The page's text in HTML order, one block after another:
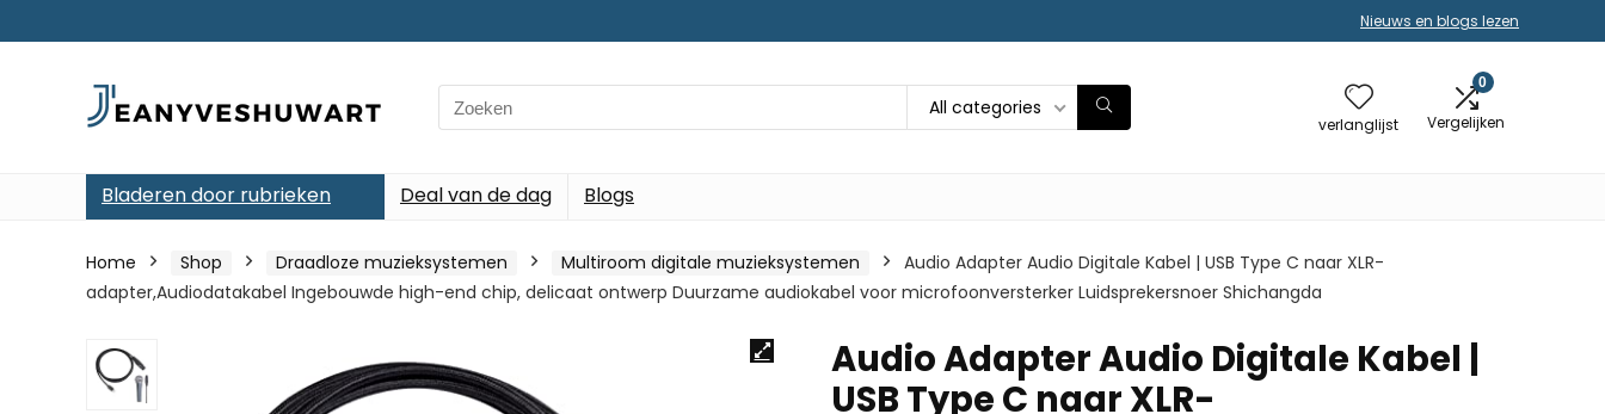
Nieuws en blogs lezen
Search
for:
All categories
verlanglijst
0
Vergelijken
Bladeren door rubrieken Deal van de dag Blogs
Home Shop Draadloze muzieksystemen Multiroom digitale muzieksystemen
Audio Adapter Audio Digitale Kabel | USB Type C naar XLR-
adapter,Audiodatakabel Ingebouwde high-end chip, delicaat ontwerp Duurzame audiokabel voor microfoonversterker Luidsprekersnoer Shichangda
Audio Adapter Audio Digitale Kabel |
USB Type C naar XLR-